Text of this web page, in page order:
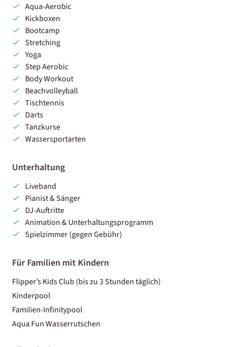
Aqua-Aerobic
Kickboxen
Bootcamp
Stretching
Yoga
Step Aerobic
Body Workout
Beachvolleyball
Tischtennis
Darts
Tanzkurse
Wassersportarten
Unterhaltung
Liveband
Pianist & Sänger
DJ-Auftritte
Animation & Unterhaltungsprogramm
Spielzimmer (gegen Gebühr)
Für Familien mit Kindern
Flipper’s Kids Club (bis zu 3 Stunden täglich)
Kinderpool
Familien-Infinitypool
Aqua Fun Wasserrutschen